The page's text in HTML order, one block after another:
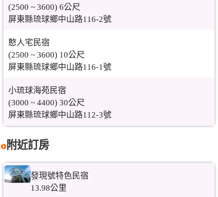
(2500 ~ 3600) 6公尺
屏東縣琉球鄉中山路116-2號
憨人宅民宿
(2500 ~ 3600) 10公尺
屏東縣琉球鄉中山路116-1號
小琉球海苑民宿
(3000 ~ 4400) 30公尺
屏東縣琉球鄉中山路112-3號
附近訂房
發現號特色民宿
13.98公里